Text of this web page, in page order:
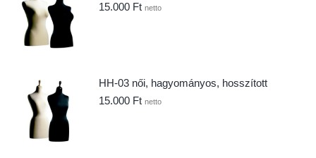
15.000 Ft netto
HH-03 női, hagyományos, hosszított
15.000 Ft netto